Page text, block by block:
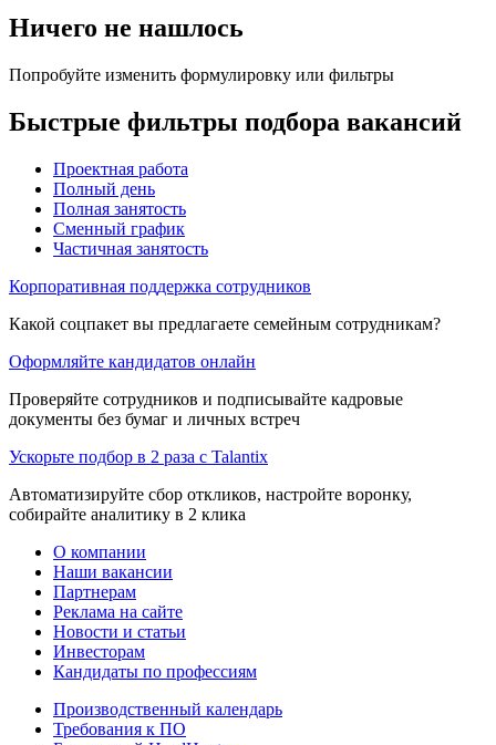
Ничего не нашлось
Попробуйте изменить формулировку или фильтры
Быстрые фильтры подбора вакансий
Проектная работа
Полный день
Полная занятость
Сменный график
Частичная занятость
Корпоративная поддержка сотрудников
Какой соцпакет вы предлагаете семейным сотрудникам?
Оформляйте кандидатов онлайн
Проверяйте сотрудников и подписывайте кадровые
документы без бумаг и личных встреч
Ускорьте подбор в 2 раза с Talantix
Автоматизируйте сбор откликов, настройте воронку,
собирайте аналитику в 2 клика
О компании
Наши вакансии
Партнерам
Реклама на сайте
Новости и статьи
Инвесторам
Кандидаты по профессиям
Производственный календарь
Требования к ПО